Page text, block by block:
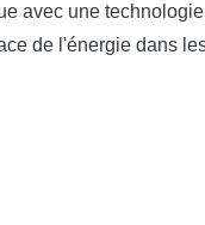
avec une
de l'énergie dans